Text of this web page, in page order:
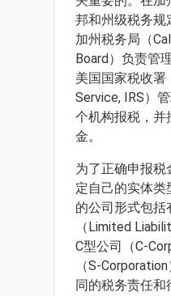
邦和州级税务规
加州税务局（
Board）负责管
美国国家税收署
Service, IRS）
个机构报税，并
金。
为了正确申报税
定自己的实体
的公司形式包括
（Limited
C型公司（C-
（S-
同的税务责任